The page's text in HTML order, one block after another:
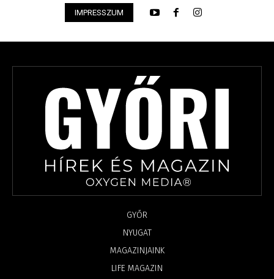
IMPRESSZUM
GYŐR
NYUGAT
MAGAZINJAINK
LIFE MAGAZIN